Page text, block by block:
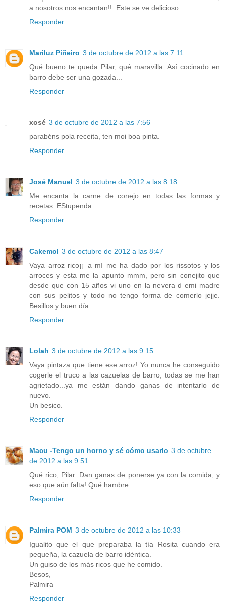
a nosotros nos encantan!!. Este se ve delicioso
Responder
Mariluz Piñeiro 3 de octubre de 2012 a las 7:11
Qué bueno te queda Pilar, qué maravilla. Así cocinado en
barro debe ser una gozada...
Responder
xosé 3 de octubre de 2012 a las 7:56
parabéns pola receita, ten moi boa pinta.
Responder
José Manuel 3 de octubre de 2012 a las 8:18
Me encanta la carne de conejo en todas las formas y
recetas. EStupenda
Responder
Cakemol 3 de octubre de 2012 a las 8:47
Vaya arroz rico¡¡ a mí me ha dado por los rissotos y los
arroces y esta me la apunto mmm, pero sin conejito que
desde que con 15 años vi uno en la nevera d emi madre
con sus pelitos y todo no tengo forma de comerlo jejje.
Besillos y buen día
Responder
Lolah 3 de octubre de 2012 a las 9:15
Vaya pintaza que tiene ese arroz! Yo nunca he conseguido
cogerle el truco a las cazuelas de barro, todas se me han
agrietado...ya me están dando ganas de intentarlo de
nuevo.
Un besico.
Responder
Macu -Tengo un horno y sé cómo usarlo 3 de octubre
de 2012 a las 9:51
Qué rico, Pilar. Dan ganas de ponerse ya con la comida, y
eso que aún falta! Qué hambre.
Responder
Palmira POM 3 de octubre de 2012 a las 10:33
Igualito que el que preparaba la tía Rosita cuando era
pequeña, la cazuela de barro idéntica.
Un guiso de los más ricos que he comido.
Besos,
Palmira
Responder